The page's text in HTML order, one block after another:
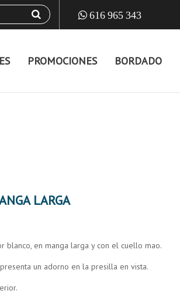
616 965 343
PROMOCIONES BORDADO
LARGA
blanco, en manga larga y con el cuello mao.
un adorno en la presilla en vista.